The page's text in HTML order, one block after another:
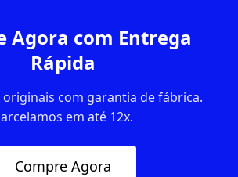
Agora com Entrega
Rápida
originais com garantia de fábrica.
em até 12x.
Compre Agora